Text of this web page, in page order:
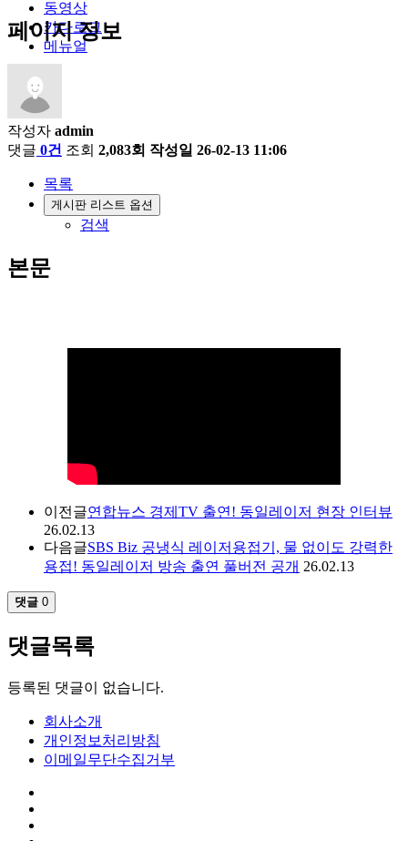
동영상
카다로그
메뉴얼
페이지 정보
작성자 admin
댓글 0건 조회 2,083회 작성일 26-02-13 11:06
목록
게시판 리스트 옵션
검색
본문
이전글연합뉴스 경제TV 출연! 동일레이저 현장 인터뷰
26.02.13
다음글SBS Biz 공냉식 레이저용접기, 물 없이도 강력한
용접! 동일레이저 방송 출연 풀버전 공개 26.02.13
댓글 0
댓글목록
등록된 댓글이 없습니다.
회사소개
개인정보처리방침
이메일무단수집거부